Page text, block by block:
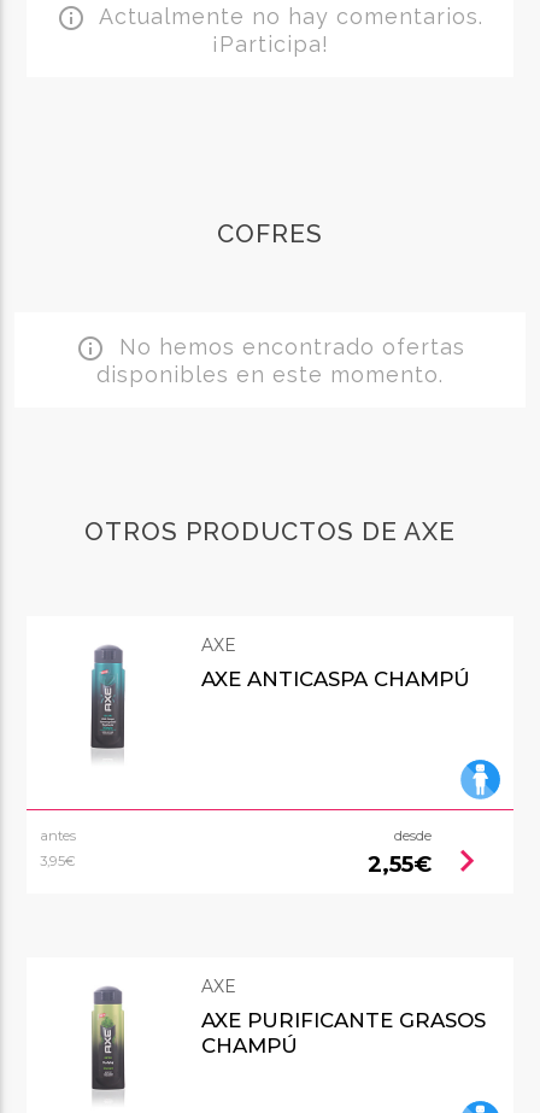
info_outline Actualmente no hay comentarios.
¡Participa!
COFRES
info_outline No hemos encontrado ofertas
disponibles en este momento.
OTROS PRODUCTOS DE AXE
AXE
AXE ANTICASPA CHAMPÚ
antes
3,95€
desde
2,55€ chevron_right
AXE
AXE PURIFICANTE GRASOS
CHAMPÚ